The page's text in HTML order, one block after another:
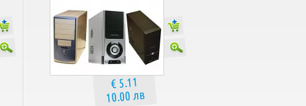
€ 5.11
10.00 лв